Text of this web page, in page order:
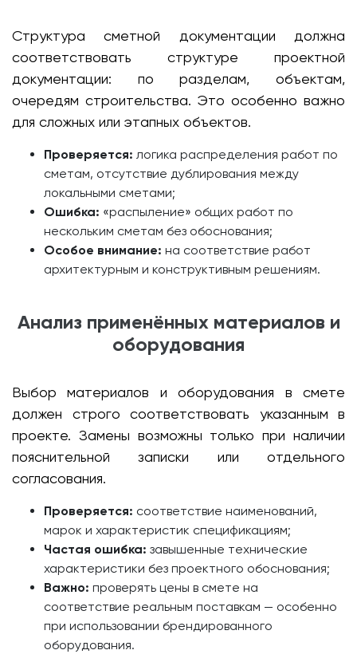
Структура сметной документации должна
соответствовать структуре проектной
документации: по разделам, объектам,
очередям строительства. Это особенно важно
для сложных или этапных объектов.
Проверяется: логика распределения работ по
сметам, отсутствие дублирования между
локальными сметами;
Ошибка: «распыление» общих работ по
нескольким сметам без обоснования;
Особое внимание: на соответствие работ
архитектурным и конструктивным решениям.
Анализ применённых материалов и
оборудования
Выбор материалов и оборудования в смете
должен строго соответствовать указанным в
проекте. Замены возможны только при наличии
пояснительной записки или отдельного
согласования.
Проверяется: соответствие наименований,
марок и характеристик спецификациям;
Частая ошибка: завышенные технические
характеристики без проектного обоснования;
Важно: проверять цены в смете на
соответствие реальным поставкам — особенно
при использовании брендированного
оборудования.